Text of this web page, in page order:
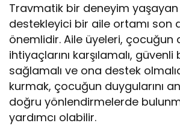
Travmatik bir deneyim
destekleyici bir aile ortamı son
önemlidir. Aile üyeleri, çocuğun
ihtiyaçlarını karşılamalı,
sağlamalı ve ona destek
kurmak, çocuğun duygularını
doğru yönlendirmelerde
yardımcı olabilir.